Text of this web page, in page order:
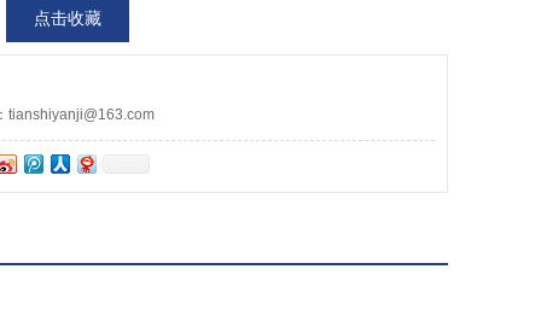
点击收藏
tianshiyanji@163.com